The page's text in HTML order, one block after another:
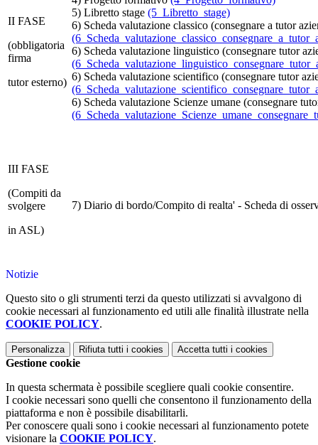
II FASE
(obbligatoria
firma
tutor esterno)
5) Libretto stage (5_Libretto_stage)
6) Scheda valutazione classico (consegnare a tutor
6) Scheda valutazione linguistico (consegnare tutor
6) Scheda valutazione scientifico (consegnare tutor
6) Scheda valutazione Scienze umane (consegnare
III FASE
(Compiti da
svolgere
in ASL)
7) Diario di bordo/Compito di realta' - Scheda di
Notizie
Questo sito o gli strumenti terzi da questo utilizzati si avvalgono di
cookie necessari al funzionamento ed utili alle finalità illustrate nella
COOKIE POLICY.
Personalizza Rifiuta tutti i cookies Accetta tutti i cookies
Gestione cookie
In questa schermata è possibile scegliere quali cookie consentire.
I cookie necessari sono quelli che consentono il funzionamento della
piattaforma e non è possibile disabilitarli.
Per conoscere quali sono i cookie necessari al funzionamento potete
visionare la COOKIE POLICY.